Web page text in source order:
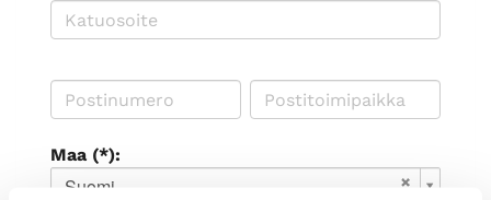
Maa (*):
Suomi